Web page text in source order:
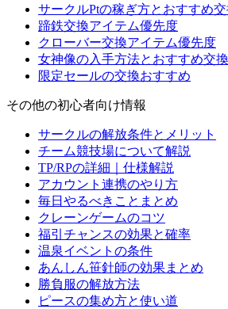
サークルPtの稼ぎ方とおすすめ交
蹄鉄交換アイテム優先度
クローバー交換アイテム優先度
女神像の入手方法とおすすめ交換
限定セールの交換おすすめ
その他の初心者向け情報
サークルの解放条件とメリット
チーム競技場について解説
TP/RPの詳細｜仕様解説
アカウント連携のやり方
毎日やるべきことまとめ
クレーンゲームのコツ
福引チャンスの効果と確率
温泉イベントの条件
あんしん笹針師の効果まとめ
勝負服の解放方法
ピースの集め方と使い道